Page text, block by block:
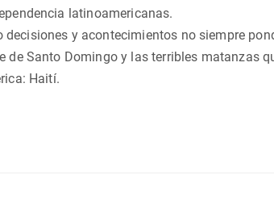
latinoamericanas.
decisiones y acontecimientos no siempre
de Santo Domingo y las terribles matanzas
Haití.